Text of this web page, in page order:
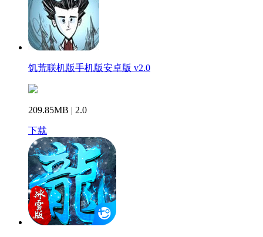
饥荒联机版手机版安卓版 v2.0
209.85MB | 2.0
下载